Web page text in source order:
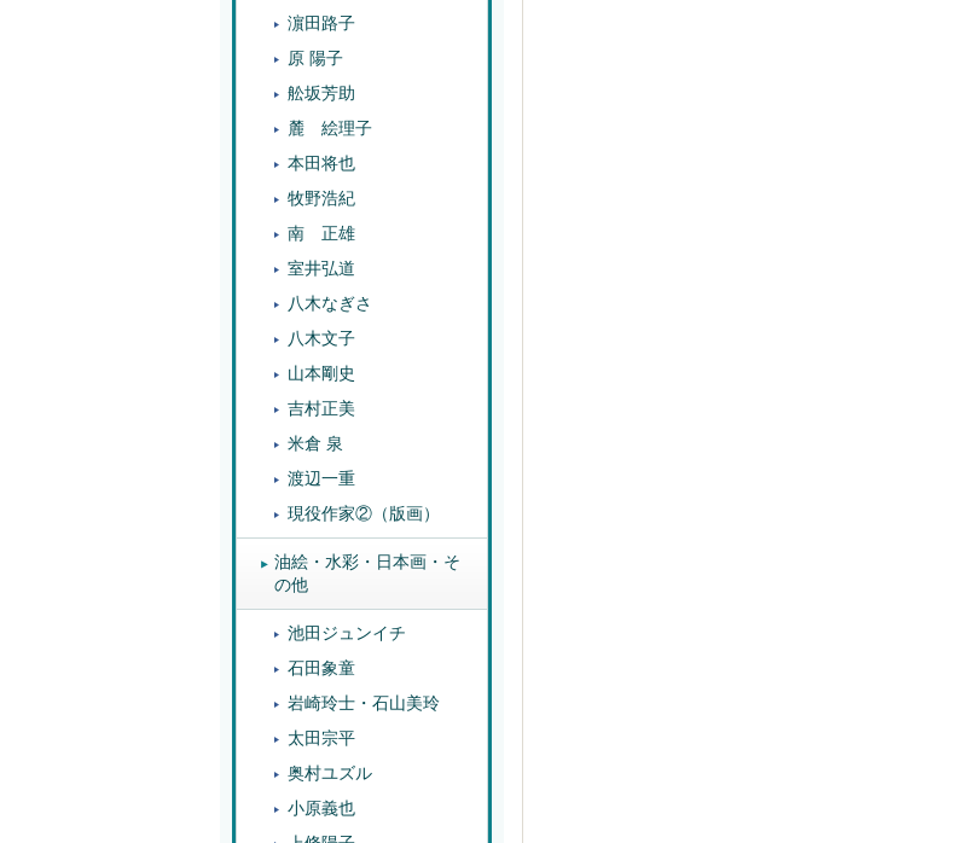
濵田路子
原 陽子
舩坂芳助
麓 絵理子
本田将也
牧野浩紀
南 正雄
室井弘道
八木なぎさ
八木文子
山本剛史
吉村正美
米倉 泉
渡辺一重
現役作家②（版画）
油絵・水彩・日本画・そ
の他
池田ジュンイチ
石田象童
岩崎玲士・石山美玲
太田宗平
奥村ユズル
小原義也